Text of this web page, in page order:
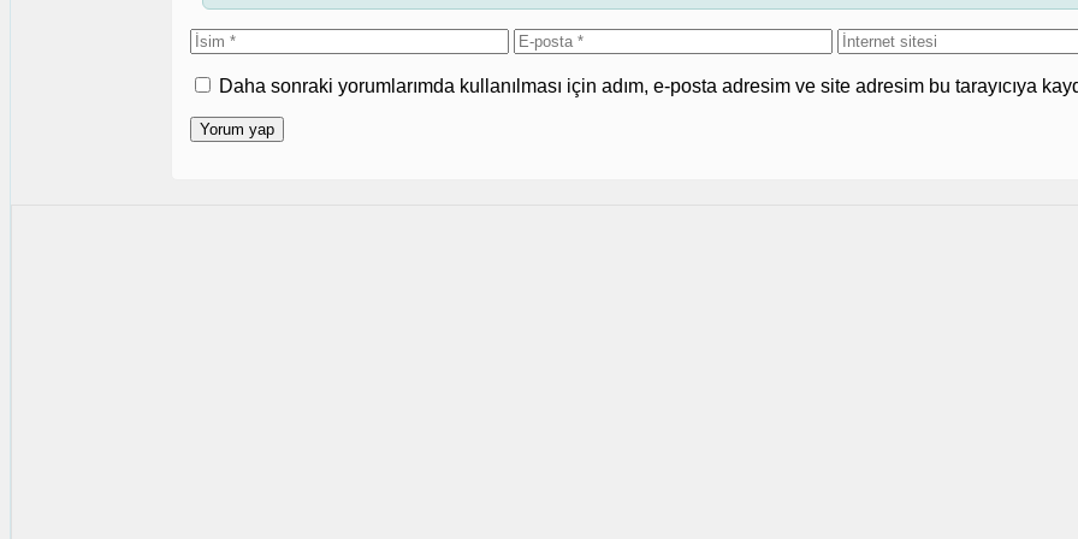
İsim
E-
posta
İnternet
sitesi
Daha sonraki yorumlarımda kullanılması için adım, e-posta adresim ve site adresim bu tarayıcıya